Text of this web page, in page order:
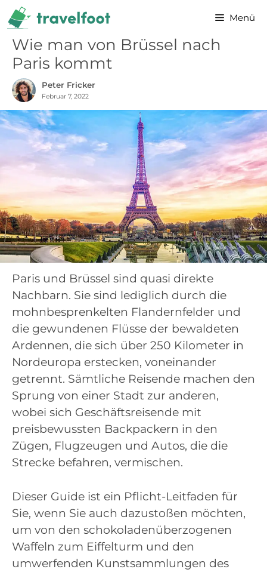
Zum
Inhalt
springen
Menü
Wie man von Brüssel nach
Paris kommt
Peter Fricker
Februar 7, 2022
Paris und Brüssel sind quasi direkte
Nachbarn. Sie sind lediglich durch die
mohnbesprenkelten Flandernfelder und
die gewundenen Flüsse der bewaldeten
Ardennen, die sich über 250 Kilometer in
Nordeuropa erstecken, voneinander
getrennt. Sämtliche Reisende machen den
Sprung von einer Stadt zur anderen,
wobei sich Geschäftsreisende mit
preisbewussten Backpackern in den
Zügen, Flugzeugen und Autos, die die
Strecke befahren, vermischen.
Dieser Guide ist ein Pflicht-Leitfaden für
Sie, wenn Sie auch dazustoßen möchten,
um von den schokoladenüberzogenen
Waffeln zum Eiffelturm und den
umwerfenden Kunstsammlungen des